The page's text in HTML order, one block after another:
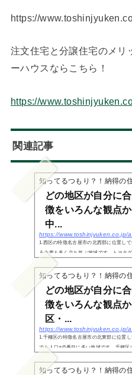
https://
注文住宅と分譲住宅のメリ
ーハウスならこちら！
https://
関連記事
知ってるつもり？！納得の
どの地区が自分に
徴をいろんな観点
中...
https://www.toshinjyuken.co.jp/
1.西区の特徴名古屋市の北西部に位置し
る企業も多く立ち並ぶ地域です。トヨタ
技術記念館（旧豊田紡織本社工場）」や
タケの森」...
知ってるつもり？！納得の
どの地区が自分に
徴をいろんな観点
区・...
https://www.toshinjyuken.co.jp/
1.千種区の特徴名古屋市の北東部に位置
でも人口が5番目に多い地域です。千種
区があり、家族世帯にも住みやすい地域
下、覚王山...
知ってるつもり？！納得の